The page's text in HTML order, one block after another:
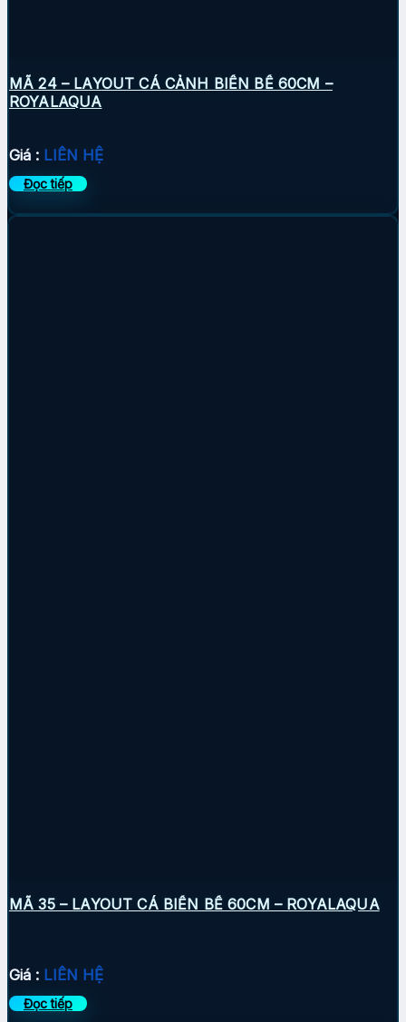
MÃ 24 – LAYOUT CÁ CẢNH BIỂN BỂ 60CM –
ROYALAQUA
Giá : LIÊN HỆ
Đọc tiếp
MÃ 35 – LAYOUT CÁ BIỂN BỂ 60CM – ROYALAQUA
Giá : LIÊN HỆ
Đọc tiếp